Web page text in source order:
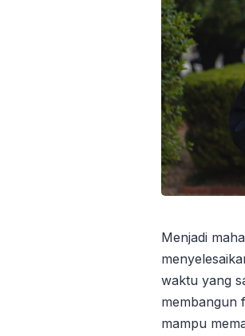
Menjadi
waktu yang
membangun
mampu